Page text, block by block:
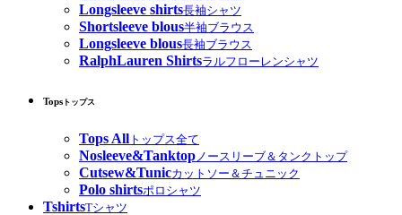
Longsleeve shirts長袖シャツ
Shortsleeve blous半袖ブラウス
Longsleeve blous長袖ブラウス
RalphLauren Shirtsラルフローレンシャツ
Tops トップス
Tops All トップス全て
Nosleeve&Tanktop ノースリーブ＆タンクトップ
Cutsew&Tunicカットソー＆チュニック
Polo shirtsポロシャツ
TshirtsTシャツ